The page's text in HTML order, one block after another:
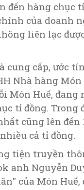
đến hàng chục
của doanh
liên lạc
cung cấp, ước
Nhà hàng Món
Món Huế, đang
tỉ đồng. Trong
cũng lên đến
cả tỉ đồng.
tiện truyền
anh Nguyễn
của Món Huế,